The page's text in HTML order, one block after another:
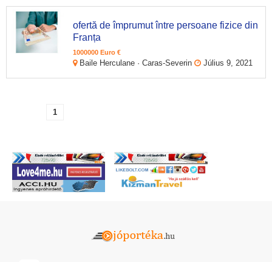
ofertă de împrumut între persoane fizice din
Franța
1000000 Euro €
Baile Herculane · Caras-Severin Július 9, 2021
1